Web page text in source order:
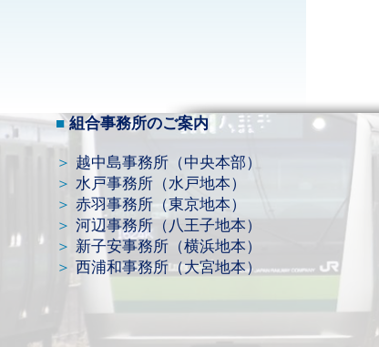
​■組合事務所のご案内
＞ 越中島事務所（中央本部）
＞ 水戸事務所（水戸地本）
＞ 赤羽事務所（東京地本）
＞ 河辺事務所（八王子地本）
＞ 新子安事務所（横浜地本）
＞ 西浦和事務所（大宮地本）